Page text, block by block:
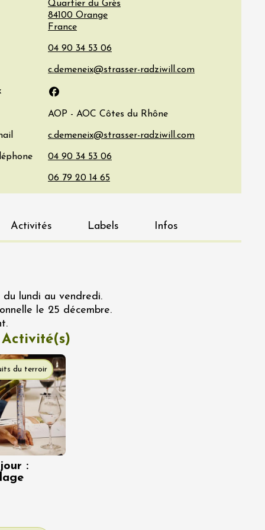
Quartier du Grès
84100 Orange
France
Facebook
AOP - AOC Côtes du Rhône
Activités Labels Infos
lundi au vendredi.
le 25 décembre.
du terroir
: